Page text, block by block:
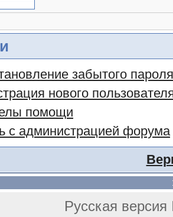
забытого пароля
нового
помощи
с администрацией форума
Русская